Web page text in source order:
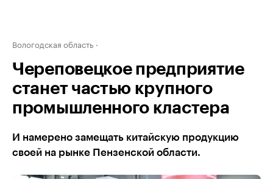
Вологодская область
Череповецкое предприятие
станет частью крупного
промышленного кластера
И намерено замещать китайскую продукцию
своей на рынке Пензенской области.